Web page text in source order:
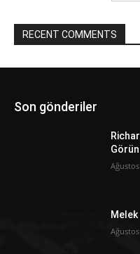
RECENT COMMENTS
Son gönderiler